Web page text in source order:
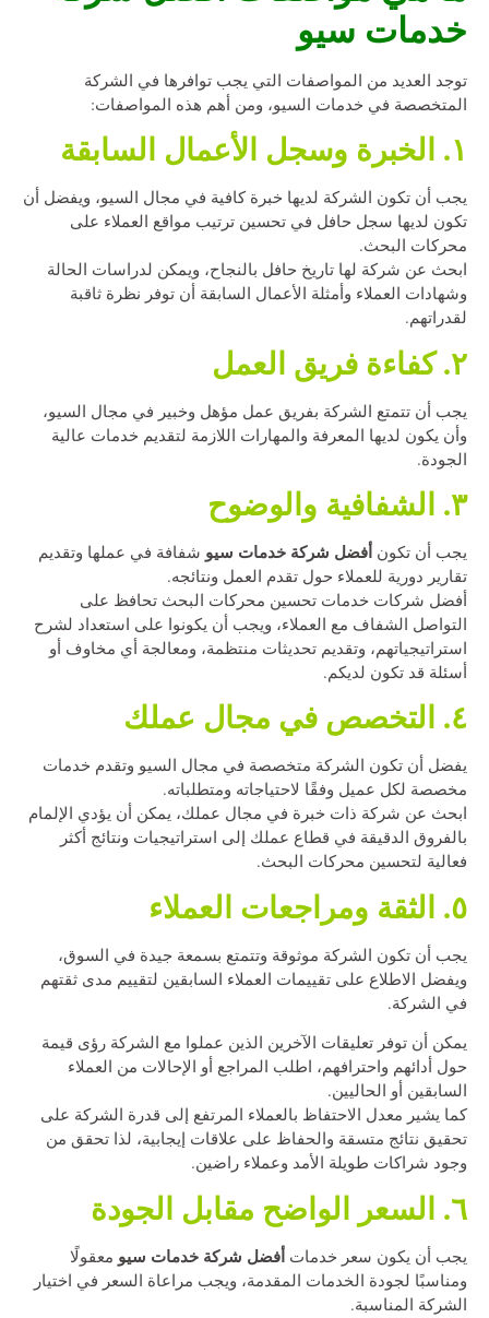
خدمات سيو
توجد العديد من المواصفات التي يجب توافرها في الشركة
المتخصصة في خدمات السيو، ومن أهم هذه المواصفات:
١. الخبرة وسجل الأعمال السابقة
يجب أن تكون الشركة لديها خبرة كافية في مجال السيو، ويفضل أن
تكون لديها سجل حافل في تحسين ترتيب مواقع العملاء على
محركات البحث.
ابحث عن شركة لها تاريخ حافل بالنجاح، ويمكن لدراسات الحالة
وشهادات العملاء وأمثلة الأعمال السابقة أن توفر نظرة ثاقبة
لقدراتهم.
٢. كفاءة فريق العمل
يجب أن تتمتع الشركة بفريق عمل مؤهل وخبير في مجال السيو،
وأن يكون لديها المعرفة والمهارات اللازمة لتقديم خدمات عالية
الجودة.
٣. الشفافية والوضوح
يجب أن تكون أفضل شركة خدمات سيو شفافة في عملها وتقديم
تقارير دورية للعملاء حول تقدم العمل ونتائجه.
أفضل شركات خدمات تحسين محركات البحث تحافظ على
التواصل الشفاف مع العملاء، ويجب أن يكونوا على استعداد لشرح
استراتيجياتهم، وتقديم تحديثات منتظمة، ومعالجة أي مخاوف أو
أسئلة قد تكون لديكم.
٤. التخصص في مجال عملك
يفضل أن تكون الشركة متخصصة في مجال السيو وتقدم خدمات
مخصصة لكل عميل وفقًا لاحتياجاته ومتطلباته.
ابحث عن شركة ذات خبرة في مجال عملك، يمكن أن يؤدي الإلمام
بالفروق الدقيقة في قطاع عملك إلى استراتيجيات ونتائج أكثر
فعالية لتحسين محركات البحث.
٥. الثقة ومراجعات العملاء
يجب أن تكون الشركة موثوقة وتتمتع بسمعة جيدة في السوق،
ويفضل الاطلاع على تقييمات العملاء السابقين لتقييم مدى ثقتهم
في الشركة.
يمكن أن توفر تعليقات الآخرين الذين عملوا مع الشركة رؤى قيمة
حول أدائهم واحترافهم، اطلب المراجع أو الإحالات من العملاء
السابقين أو الحاليين.
كما يشير معدل الاحتفاظ بالعملاء المرتفع إلى قدرة الشركة على
تحقيق نتائج متسقة والحفاظ على علاقات إيجابية، لذا تحقق من
وجود شراكات طويلة الأمد وعملاء راضين.
٦. السعر الواضح مقابل الجودة
يجب أن يكون سعر خدمات أفضل شركة خدمات سيو معقولًا
ومناسبًا لجودة الخدمات المقدمة، ويجب مراعاة السعر في اختيار
الشركة المناسبة.